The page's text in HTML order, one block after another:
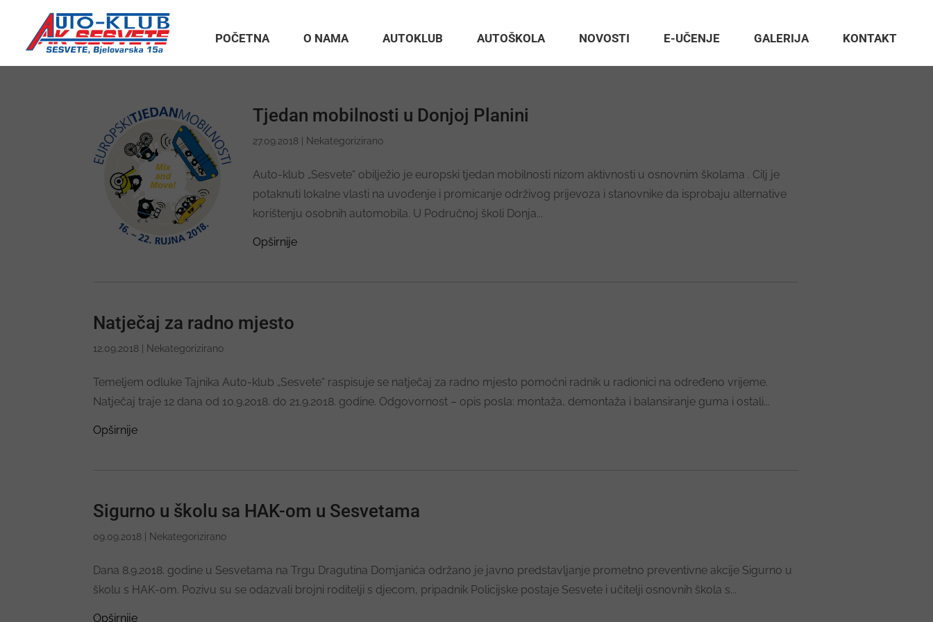
POČETNA O NAMA AUTOKLUB AUTOŠKOLA NOVOSTI E-UČENJE GALERIJA KONTAKT
Tjedan mobilnosti u Donjoj Planini
27.09.2018 Nekategorizirano
Auto-klub „Sesvete“ obilježio je europski tjedan mobilnosti nizom aktivnosti u osnovnim školama . Cilj je
potaknuti lokalne vlasti na uvođenje i promicanje održivog prijevoza i stanovnike da isprobaju alternative
korištenju osobnih automobila. U Područnoj školi Donja...
Opširnije
Natječaj za radno mjesto
12.09.2018 Nekategorizirano
Temeljem odluke Tajnika Auto-klub „Sesvete“ raspisuje se natječaj za radno mjesto pomoćni radnik u radionici na određeno vrijeme.
Natječaj traje 12 dana od 10.9.2018. do 21.9.2018. godine. Odgovornost – opis posla: montaža, demontaža i balansiranje guma i ostali...
Opširnije
Sigurno u školu sa HAK-om u Sesvetama
09.09.2018 Nekategorizirano
Dana 8.9.2018. godine u Sesvetama na Trgu Dragutina Domjanića održano je javno predstavljanje prometno preventivne akcije Sigurno u
školu s HAK-om. Pozivu su se odazvali brojni roditelji s djecom, pripadnik Policijske postaje Sesvete i učitelji osnovnih škola s...
Opširnije